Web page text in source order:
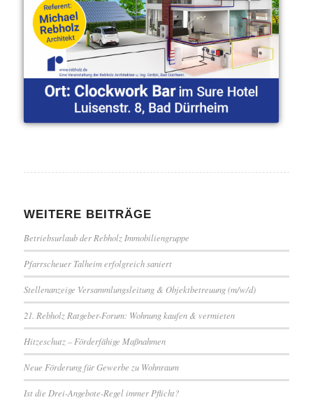
WEITERE BEITRÄGE
Betriebsurlaub der Rebholz Immobiliengruppe
Pfarrscheuer Talheim erfolgreich saniert
Stellenanzeige Versammlungsleitung & Objektbetreuung (m/w/d)
21. Rebholz Ratgeber-Forum: Wohnung kaufen & vermieten
Hitzeschutz – Förderfähige Maßnahmen
Neue Förderung für Gewerbe zu Wohnraum
Ist die Drei-Angebote-Regel immer Pflicht?